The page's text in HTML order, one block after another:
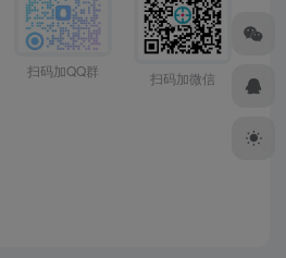
扫码加QQ群 扫码加微信